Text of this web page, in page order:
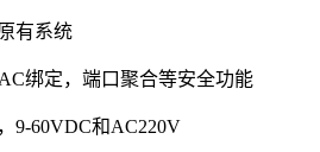
有系统
绑定，端口聚合等安全功能
9-60VDC和AC220V